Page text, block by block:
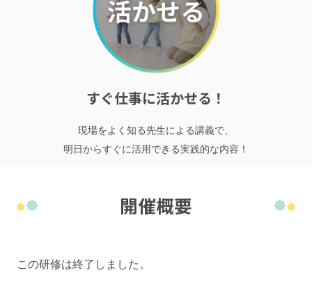
すぐ仕事に活かせる！
現場をよく知る先生による講義で、
明日からすぐに活用できる実践的な内容！
開催概要
この研修は終了しました。